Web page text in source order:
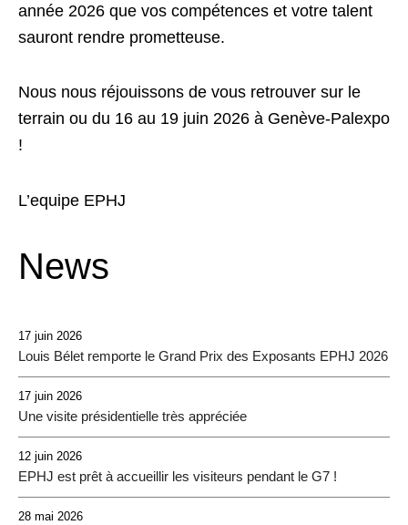
année 2026 que vos compétences et votre talent
sauront rendre prometteuse.
Nous nous réjouissons de vous retrouver sur le
terrain ou du 16 au 19 juin 2026 à Genève-Palexpo
!
L’equipe EPHJ
News
17 juin 2026
Louis Bélet remporte le Grand Prix des Exposants EPHJ 2026
17 juin 2026
Une visite présidentielle très appréciée
12 juin 2026
EPHJ est prêt à accueillir les visiteurs pendant le G7 !
28 mai 2026